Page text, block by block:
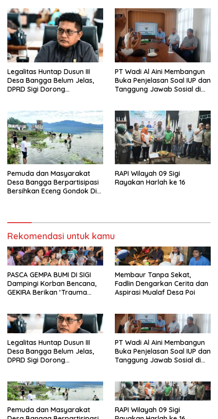
Legalitas Huntap Dusun III
Desa Bangga Belum Jelas,
DPRD Sigi Dorong
PT Wadi Al Aini Membangun
Buka Penjelasan Soal IUP dan
Tanggung Jawab Sosial di
Pemuda dan Masyarakat
Desa Bangga Berpartisipasi
Bersihkan Eceng Gondok Di
RAPI Wilayah 09 Sigi
Rayakan Harlah ke 16
Rekomendasi untuk kamu
PASCA GEMPA BUMI DI SIGI
Dampingi Korban Bencana,
GEKIRA Berikan ‘Trauma
Membaur Tanpa Sekat,
Fadlin Dengarkan Cerita dan
Aspirasi Mualaf Desa Poi
Legalitas Huntap Dusun III
Desa Bangga Belum Jelas,
DPRD Sigi Dorong
PT Wadi Al Aini Membangun
Buka Penjelasan Soal IUP dan
Tanggung Jawab Sosial di
Pemuda dan Masyarakat
RAPI Wilayah 09 Sigi